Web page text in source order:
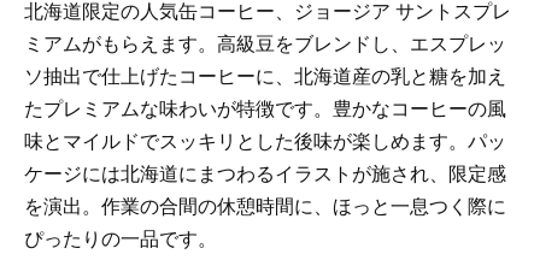
北海道限定の人気缶コーヒー、ジョージア サントスプレ
ミアムがもらえます。高級豆をブレンドし、エスプレッ
ソ抽出で仕上げたコーヒーに、北海道産の乳と糖を加え
たプレミアムな味わいが特徴です。豊かなコーヒーの風
味とマイルドでスッキリとした後味が楽しめます。パッ
ケージには北海道にまつわるイラストが施され、限定感
を演出。作業の合間の休憩時間に、ほっと一息つく際に
ぴったりの一品です。